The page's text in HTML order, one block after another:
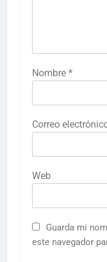
Nombre *
Correo
Web
Guarda mi
este navegador